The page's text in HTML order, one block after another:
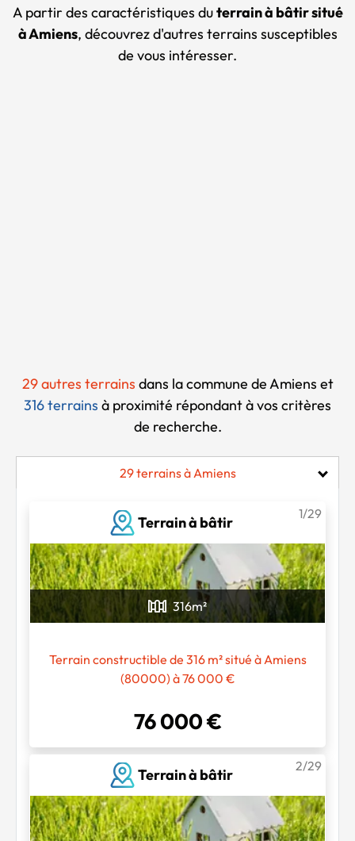
A partir des caractéristiques duterrain à bâtir situé
à Amiens, découvrez d'autres terrains susceptibles
de vous intéresser.
29 autres terrains dans la commune de Amiens et
316 terrains à proximité répondant à vos critères
de recherche.
29 terrains à Amiens
Terrain à bâtir
1/29
316m²
Terrain constructible de 316 m² situé à Amiens
(80000) à 76 000 €
76 000 €
Terrain à bâtir
2/29